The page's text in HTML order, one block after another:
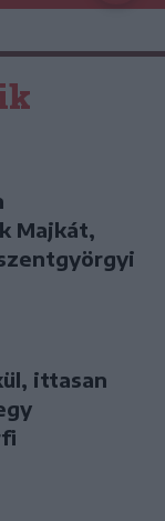
Majkát,
ittasan